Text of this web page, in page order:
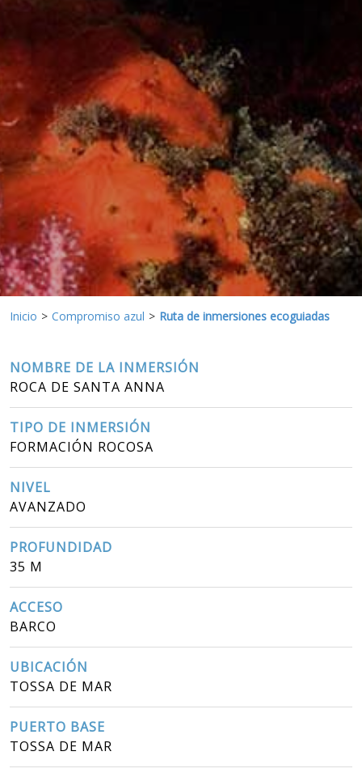
Inicio Compromiso azul Ruta de inmersiones ecoguiadas
NOMBRE DE LA INMERSIÓN
ROCA DE SANTA ANNA
TIPO DE INMERSIÓN
FORMACIÓN ROCOSA
NIVEL
AVANZADO
PROFUNDIDAD
35 M
ACCESO
BARCO
UBICACIÓN
TOSSA DE MAR
PUERTO BASE
TOSSA DE MAR
Estas cookies son utilizadas para almacenar información
sobre las preferencias y elecciones personales del usuario
a través de la observación continuada de sus hábitos de
navegación. Gracias a ellas, podemos conocer los hábitos
de navegación en el sitio web y mostrar publicidad
relacionada con el perfil de navegación del usuario.